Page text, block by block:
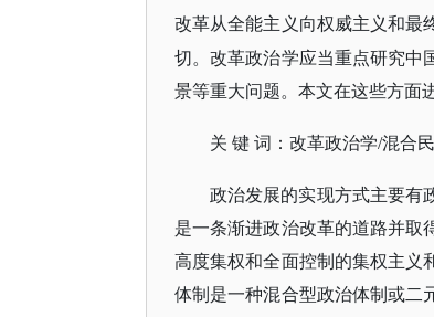
改革从全能主义向权威主义和最
切。改革政治学应当重点研究中
景等重大问题。本文在这些方面
关 键 词：改革政治学/混合
政治发展的实现方式主要有
是一条渐进政治改革的道路并取
高度集权和全面控制的集权主义
体制是一种混合型政治体制或二